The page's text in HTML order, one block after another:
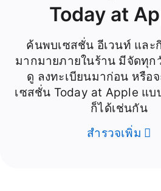
Today at
ค้นพบเซสชั่น อีเวนท์ และ
มากมายภายในร้าน มีจัดทุก
ดู ลงทะเบียนมาก่อน หรือจ
เซสชั่น Today at Apple แ
ก็ได้เช่นกัน
สำรวจเพิ่ม